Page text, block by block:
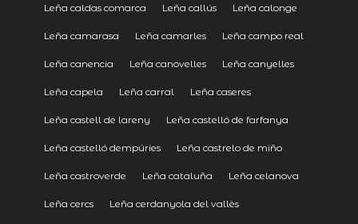
Leña caldas comarca Leña callús Leña calonge
Leña camarasa Leña camarles Leña campo real
Leña canencia Leña canovelles Leña canyelles
Leña capela Leña carral Leña caseres
Leña castell de lareny Leña castelló de farfanya
Leña castelló dempúries Leña castrelo de miño
Leña castroverde Leña cataluña Leña celanova
Leña cercs Leña cerdanyola del vallès